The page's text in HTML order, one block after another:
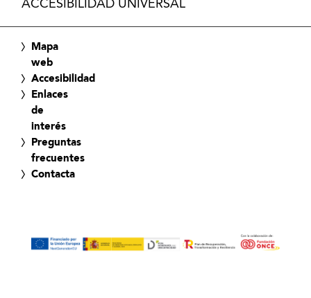
ACCESIBILIDAD UNIVERSAL
Mapa
web
Accesibilidad
Enlaces
de
interés
Preguntas
frecuentes
Contacta